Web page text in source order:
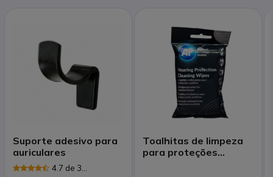
Suporte adesivo para
auriculares
4.7 de 3
Toalhitas de limpeza
para proteções